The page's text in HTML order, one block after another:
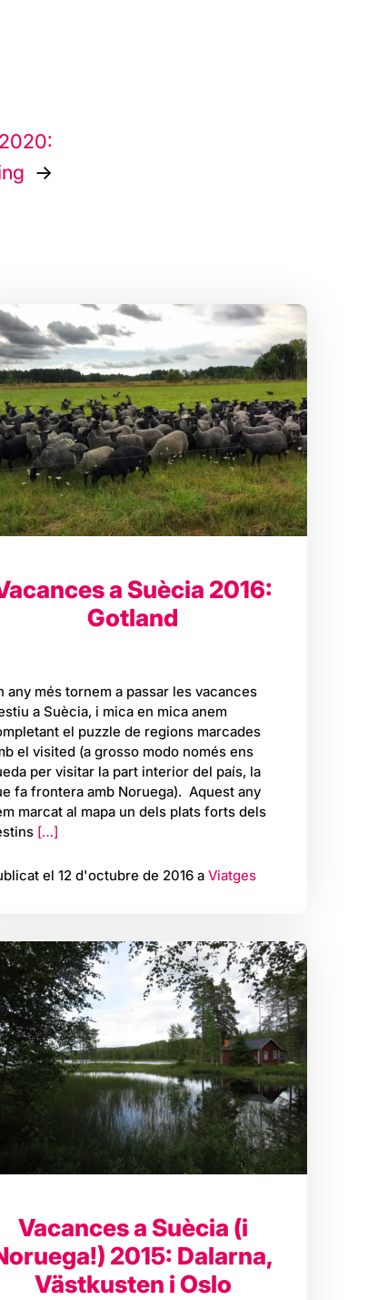
a Suècia 2016:
Gotland
any més tornem a passar les vacances
a Suècia, i mica en mica anem
el puzzle de regions marcades
el visited (a grosso modo només ens
per visitar la part interior del país, la
fa frontera amb Noruega). Aquest any
marcat al mapa un dels plats forts dels
[…]
el 12 d'octubre de 2016 a Viatges
Vacances a Suècia (i
2015: Dalarna,
Västkusten i Oslo